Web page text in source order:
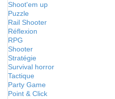
Shoot'em up
Puzzle
Rail Shooter
Réflexion
RPG
Shooter
Stratégie
Survival horror
Tactique
Party Game
Point & Click